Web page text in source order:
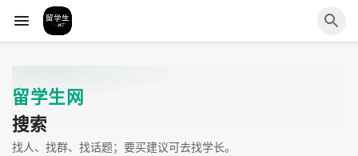
留学生网
搜索
找人、找群、找话题；要买建议可去找学长。